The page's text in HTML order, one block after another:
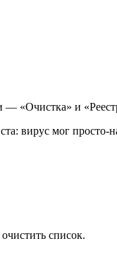
— «Очистка» и
вирус мог просто-
список.